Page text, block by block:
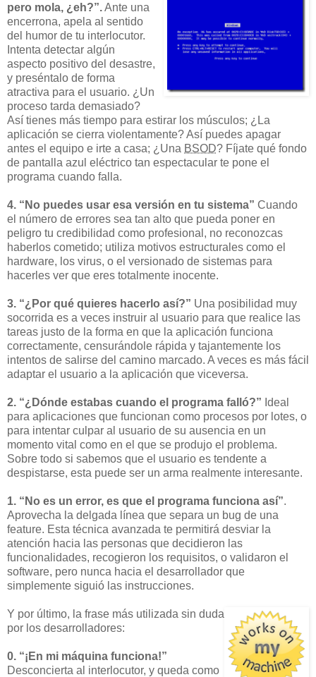
pero mola, ¿eh?”.Ante una
encerrona, apela al sentido
del humor de tu interlocutor.
Intenta detectar algún
aspecto positivo del desastre,
y preséntalo de forma
atractiva para el usuario. ¿Un
proceso tarda demasiado?
Así tienes más tiempo para estirar los músculos; ¿La
aplicación se cierra violentamente? Así puedes apagar
antes el equipo e irte a casa; ¿Una BSOD? Fíjate qué fondo
de pantalla azul eléctrico tan espectacular te pone el
programa cuando falla.
4. “No puedes usar esa versión en tu sistema” Cuando
el número de errores sea tan alto que pueda poner en
peligro tu credibilidad como profesional, no reconozcas
haberlos cometido; utiliza motivos estructurales como el
hardware, los virus, o el versionado de sistemas para
hacerles ver que eres totalmente inocente.
3. “¿Por qué quieres hacerlo así?” Una posibilidad muy
socorrida es a veces instruir al usuario para que realice las
tareas justo de la forma en que la aplicación funciona
correctamente, censurándole rápida y tajantemente los
intentos de salirse del camino marcado. A veces es más fácil
adaptar el usuario a la aplicación que viceversa.
2. “¿Dónde estabas cuando el programa falló?” Ideal
para aplicaciones que funcionan como procesos por lotes, o
para intentar culpar al usuario de su ausencia en un
momento vital como en el que se produjo el problema.
Sobre todo si sabemos que el usuario es tendente a
despistarse, esta puede ser un arma realmente interesante.
1. “No es un error, es que el programa funciona así”.
Aprovecha la delgada línea que separa un bug de una
feature. Esta técnica avanzada te permitirá desviar la
atención hacia las personas que decidieron las
funcionalidades, recogieron los requisitos, o validaron el
software, pero nunca hacia el desarrollador que
simplemente siguió las instrucciones.
Y por último, la frase más utilizada sin duda
por los desarrolladores:
0. “¡En mi máquina funciona!”
Desconcierta al interlocutor, y queda como